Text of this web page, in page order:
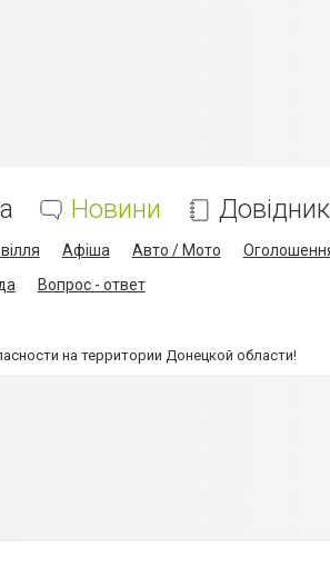
Новини Довідник
Афіша Авто / Мото
Вопрос - ответ
на территории Донецкой области!